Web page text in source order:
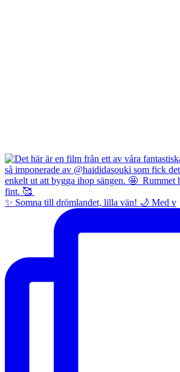
✨ Somna till drömlandet, lilla vän! 🌙 Med v